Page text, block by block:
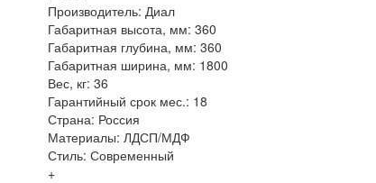
Производитель: Диал
Габаритная высота, мм: 360
Габаритная глубина, мм: 360
Габаритная ширина, мм: 1800
Вес, кг: 36
Гарантийный срок мес.: 18
Страна: Россия
Материалы: ЛДСП/МДФ
Стиль: Современный
+